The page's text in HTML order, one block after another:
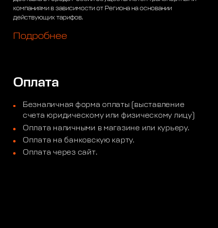
компаниями в зависимости от Региона на основании
действующих тарифов.
Подробнее
Оплата
Безналичная форма оплаты (выставление
счета юридическому или физическому лицу)
Оплата наличными в магазине или курьеру.
Оплата на банковскую карту.
Оплата через сайт.